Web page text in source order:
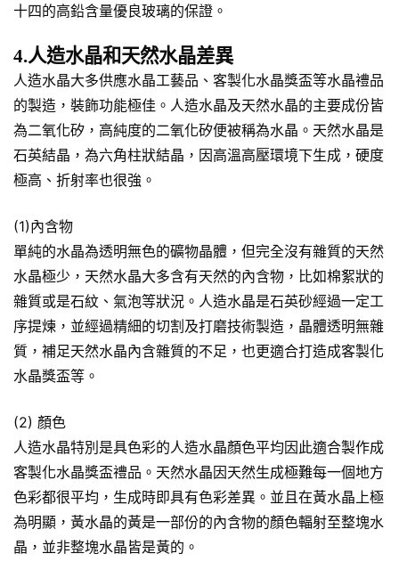
十四的高鉛含量優良玻璃的保證。
4.人造水晶和天然水晶差異
人造水晶大多供應水晶工藝品、客製化水晶獎盃等水晶禮品
的製造，裝飾功能極佳。人造水晶及天然水晶的主要成份皆
為二氧化矽，高純度的二氧化矽便被稱為水晶。天然水晶是
石英結晶，為六角柱狀結晶，因高溫高壓環境下生成，硬度
極高、折射率也很強。
(1)內含物
單純的水晶為透明無色的礦物晶體，但完全沒有雜質的天然
水晶極少，天然水晶大多含有天然的內含物，比如棉絮狀的
雜質或是石紋、氣泡等狀況。人造水晶是石英砂經過一定工
序提煉，並經過精細的切割及打磨技術製造，晶體透明無雜
質，補足天然水晶內含雜質的不足，也更適合打造成客製化
水晶獎盃等。
(2) 顏色
人造水晶特別是具色彩的人造水晶顏色平均因此適合製作成
客製化水晶獎盃禮品。天然水晶因天然生成極難每一個地方
色彩都很平均，生成時即具有色彩差異。並且在黃水晶上極
為明顯，黃水晶的黃是一部份的內含物的顏色輻射至整塊水
晶，並非整塊水晶皆是黃的。